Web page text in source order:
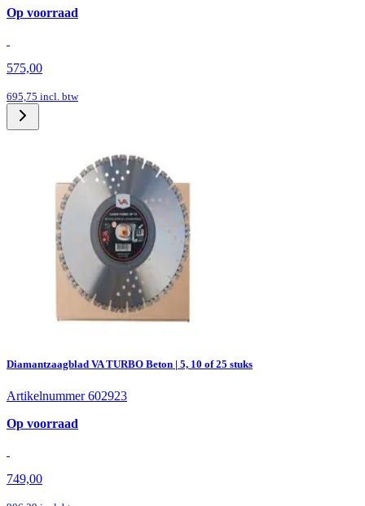
Op voorraad
575,00
695,75 incl. btw
Diamantzaagblad VA TURBO Beton | 5, 10 of 25 stuks
Artikelnummer 602923
Op voorraad
749,00